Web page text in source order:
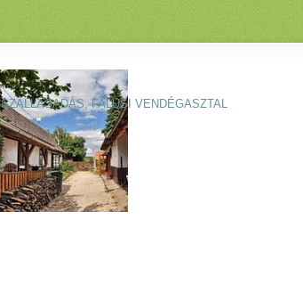
SZÁLLÁSADÁS, FALUSI VENDÉGASZTAL